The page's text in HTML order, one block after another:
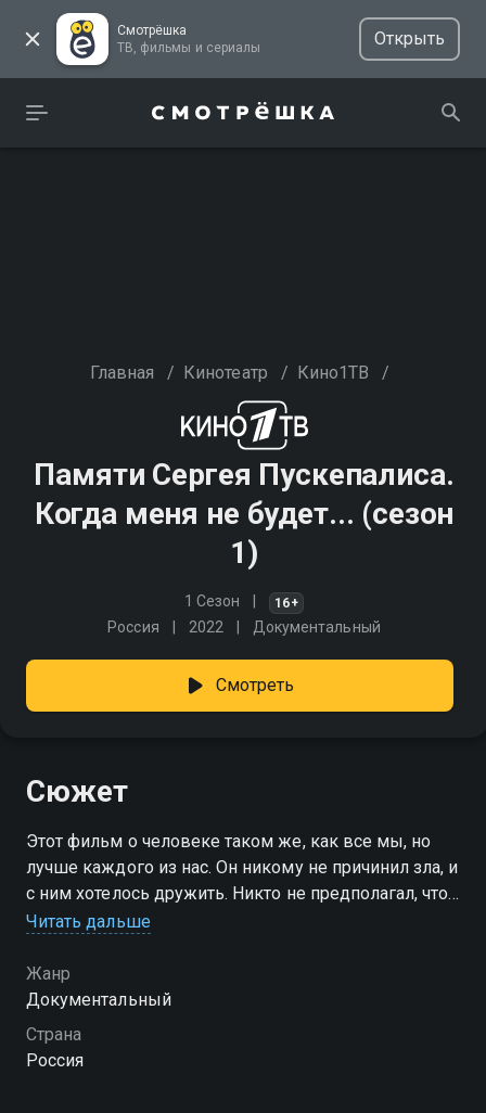
Смотрёшка
ТВ, фильмы и сериалы
Открыть
Главная / Кинотеатр / Кино1ТВ /
Памяти Сергея Пускепалиса.
Когда меня не будет... (сезон
1)
1 Сезон 16+
Россия 2022 Документальный
Смотреть
Сюжет
Этот фильм о человеке таком же, как все мы, но
лучше каждого из нас. Он никому не причинил зла, и
с ним хотелось дружить. Никто не предполагал, что
эта яркая жизнь будет такой короткой и оборвется
посвящается.
Посмотреть онлайн 1 сезон сериала Памяти Сергея
Пускепалиса. Когда меня не будет... вы можете
Читать дальше
Жанр
Документальный
Страна
Россия